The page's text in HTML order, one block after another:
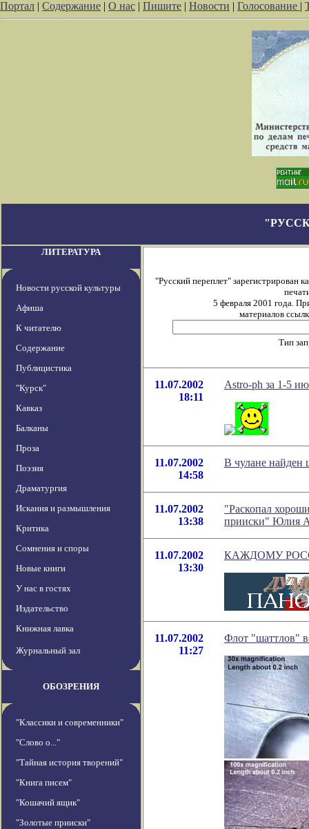
Портал | Содержание | О нас | Пишите | Новости | Голосование |
ЛИТЕРАТУРА
Новости русской культуры
Афиша
К читателю
Содержание
Публицистика
"Курск"
Кавказ
Балканы
Проза
Поэзия
Драматургия
Искания и размышления
Критика
Сомнения и споры
Новые книги
У нас в гостях
Издательство
Книжная лавка
Журнальный зал
ОБОЗРЕНИЯ
"Классики и современники"
"Слово о..."
"Тайная история творений"
"Книга писем"
"Кошачий ящик"
"Золотые прииски"
"Русский переплет" зарегистрирован
5 февраля 2001 года.
материалов
Тип
11.07.2002
18:11
Astro-ph за 1-5
11.07.2002
14:58
В чулане найден
11.07.2002
13:38
"Раскопал
прииски" Юлия
11.07.2002
13:30
КАЖДОМУ
11.07.2002
11:27
Флот "шаттлов"